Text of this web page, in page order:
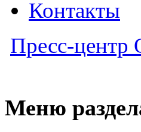
Контакты
Пресс-
Меню